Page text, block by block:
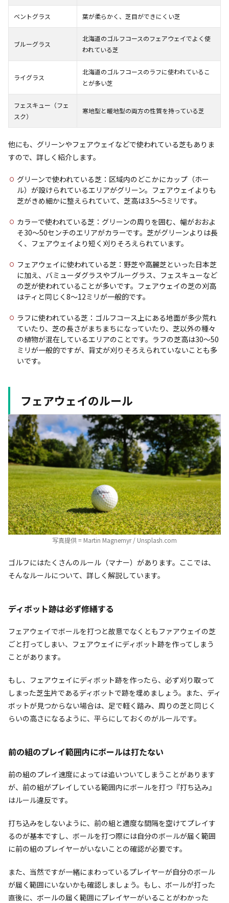
ベントグラス 葉が柔らかく、芝目ができにくい芝
ブルーグラス
北海道のゴルフコースのフェアウェイでよく使
われている芝
ライグラス
北海道のゴルフコースのラフに使われているこ
とが多い芝
フェスキュー（フェ
スク）
寒地型と暖地型の両方の性質を持っている芝
他にも、グリーンやフェアウェイなどで使われている芝もありま
すので、詳しく紹介します。
グリーンで使われている芝：区域内のどこかにカップ（ホー
ル）が設けられているエリアがグリーン。フェアウェイよりも
芝がきめ細かに整えられていて、芝高は3.5～5ミリです。
カラーで使われている芝：グリーンの周りを囲む、幅がおおよ
そ30～50センチのエリアがカラーです。芝がグリーンよりは長
く、フェアウェイより短く刈りそろえられています。
フェアウェイに使われている芝：野芝や高麗芝といった日本芝
に加え、バミューダグラスやブルーグラス、フェスキューなど
の芝が使われていることが多いです。フェアウェイの芝の刈高
はティと同じく8～12ミリが一般的です。
ラフに使われている芝：ゴルフコース上にある地面が多少荒れ
ていたり、芝の長さがまちまちになっていたり、芝以外の種々
の植物が混在しているエリアのことです。ラフの芝高は30～50
ミリが一般的ですが、背丈が刈りそろえられていないことも多
いです。
フェアウェイのルール
写真提供 = Martin Magnemyr / Unsplash.com
ゴルフにはたくさんのルール（マナー）があります。ここでは、
そんなルールについて、詳しく解説しています。
ディボット跡は必ず修繕する
フェアウェイでボールを打つと故意でなくともファアウェイの芝
ごと打ってしまい、フェアウェイにディボット跡を作ってしまう
ことがあります。
もし、フェアウェイにディボット跡を作ったら、必ず刈り取って
しまった芝生片であるディボットで跡を埋めましょう。また、ディ
ボットが見つからない場合は、足で軽く踏み、周りの芝と同じく
らいの高さになるように、平らにしておくのがルールです。
前の組のプレイ範囲内にボールは打たない
前の組のプレイ速度によっては追いついてしまうことがあります
が、前の組がプレイしている範囲内にボールを打つ『打ち込み』
はルール違反です。
打ち込みをしないように、前の組と適度な間隔を空けてプレイす
るのが基本ですし、ボールを打つ際には自分のボールが届く範囲
に前の組のプレイヤーがいないことの確認が必要です。
また、当然ですが一緒にまわっているプレイヤーが自分のボール
が届く範囲にいないかも確認しましょう。もし、ボールが打った
直後に、ボールの届く範囲にプレイヤーがいることがわかった